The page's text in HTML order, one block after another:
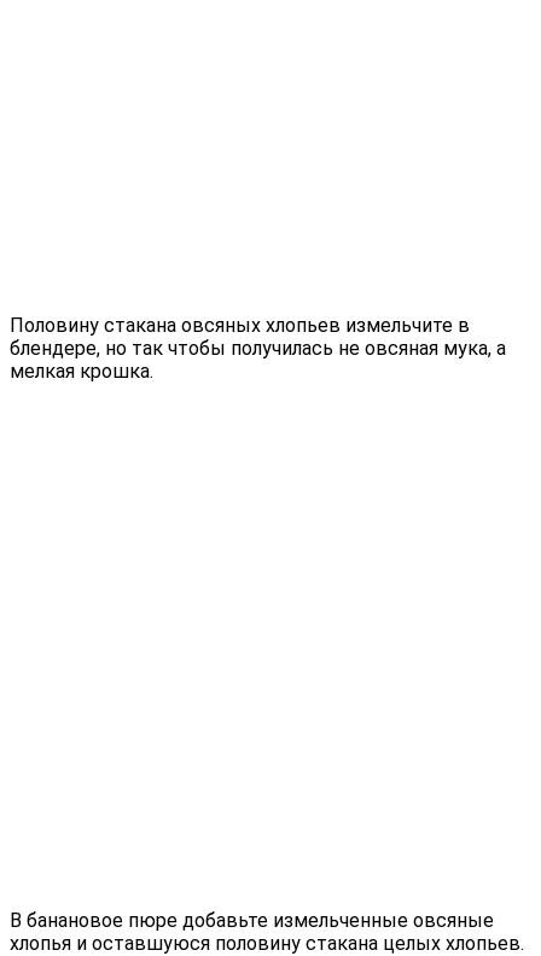
Половину стакана овсяных хлопьев измельчите в
блендере, но так чтобы получилась не овсяная мука, а
мелкая крошка.
В банановое пюре добавьте измельченные овсяные
хлопья и оставшуюся половину стакана целых хлопьев.